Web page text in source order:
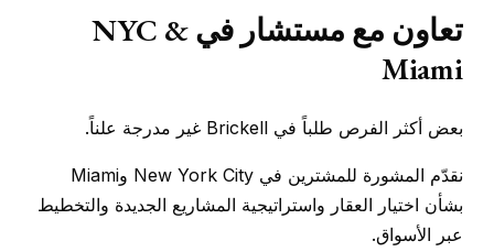
تعاون مع مستشار في NYC &
Miami
بعض أكثر الفرص طلباً في Brickell غير مدرجة علناً.
نقدّم المشورة للمشترين في New York City وMiami
بشأن اختيار العقار واستراتيجية المشاريع الجديدة والتخطيط
عبر الأسواق.